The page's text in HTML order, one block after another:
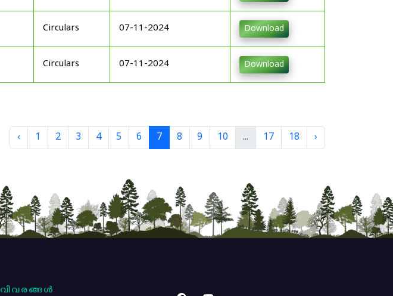
Circulars 07-11-2024 Download
Circulars 07-11-2024 Download
‹ 1 2 3 4 5 6 7 8 9 10 ... 17 18 ›
വിവരങ്ങൾ